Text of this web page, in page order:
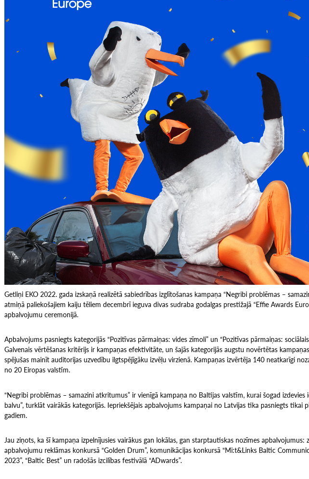
Getliņi EKO 2022. gada izskaņā realizētā sabiedrības izglītošanas kampaņa “Negribi problēmas –
atmiņā paliekošajiem kaiju tēliem decembrī ieguva divas sudraba godalgas prestižajā “Effie Awards
apbalvojumu ceremonijā.
Apbalvojums pasniegts kategorijās “Pozitīvas pārmaiņas: vides zīmoli” un “Pozitīvas pārmaiņas:
Galvenais vērtēšanas kritērijs ir kampaņas efektivitāte, un šajās kategorijās augstu novērtētas
spējušas mainīt auditorijas uzvedību ilgtspējīgāku izvēļu virzienā. Kampaņas izvērtēja 140 neatkarīgi
no 20 Eiropas valstīm.
“Negribi problēmas – samazini atkritumus” ir vienīgā kampaņa no Baltijas valstīm, kurai šogad izdevies
balvu”, turklāt vairākās kategorijās. Iepriekšējais apbalvojums kampaņai no Latvijas tika pasniegts tikai
gadiem.
Jau ziņots, ka šī kampaņa izpelnījusies vairākus gan lokālas, gan starptautiskas nozīmes apbalvojumus:
apbalvojumu reklāmas konkursā “Golden Drum”, komunikācijas konkursā “Mi:t&Links Baltic
2023”, “Baltic Best” un radošās izcilības festivālā “ADwards”.